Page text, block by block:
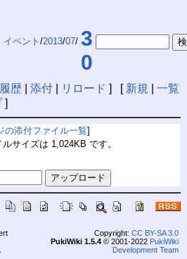
イベント /2013/07/ 3
0
履歴| 添付| リロード ] [ 新規
一覧
]
の添付ファイル一覧]
サイズは 1,024KB です。
Copyright: CC BY-SA 3.0
PukiWiki 1.5.4© 2001-2022 PukiWiki
Development Team